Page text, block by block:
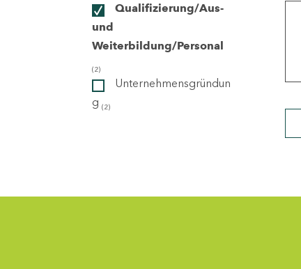
Qualifizierung/Aus-
und
Weiterbildung/Personal
(2)
Unternehmensgründun
g (2)